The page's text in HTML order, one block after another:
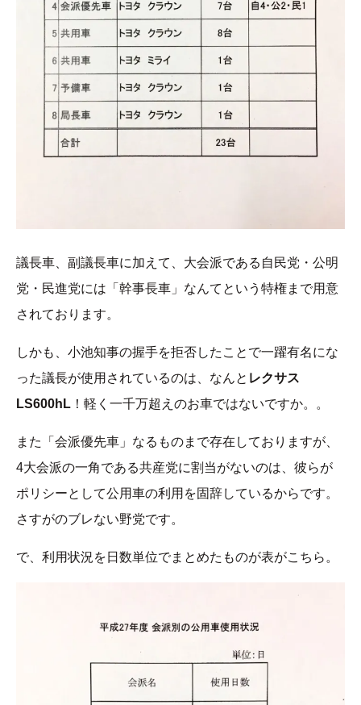
議長車、副議長車に加えて、大会派である自民党・公明
党・民進党には「幹事長車」なんてという特権まで用意
されております。
しかも、小池知事の握手を拒否したことで一躍有名にな
った議長が使用されているのは、なんと レクサス
LS600hL ！軽く一千万超えのお車ではないですか。。
また「会派優先車」なるものまで存在しておりますが、
4大会派の一角である共産党に割当がないのは、彼らが
ポリシーとして公用車の利用を固辞しているからです。
さすがのブレない野党です。
で、利用状況を日数単位でまとめたものが表がこちら。